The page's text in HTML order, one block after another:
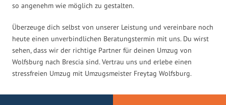
so angenehm wie möglich zu gestalten.
Überzeuge dich selbst von unserer Leistung und vereinbare noch
heute einen unverbindlichen Beratungstermin mit uns. Du wirst
sehen, dass wir der richtige Partner für deinen Umzug von
Wolfsburg nach Brescia sind. Vertrau uns und erlebe einen
stressfreien Umzug mit Umzugsmeister Freytag Wolfsburg.